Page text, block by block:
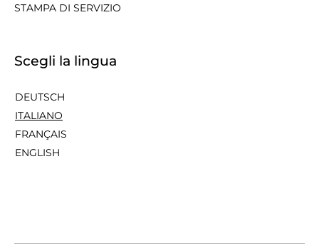
STAMPA DI SERVIZIO
Scegli la lingua
DEUTSCH
ITALIANO
FRANÇAIS
ENGLISH